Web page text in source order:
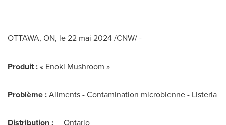
OTTAWA, ON, le 22 mai 2024/CNW/ -
Produit :« Enoki Mushroom »
Problème :Aliments - Contamination microbienne - Listeria